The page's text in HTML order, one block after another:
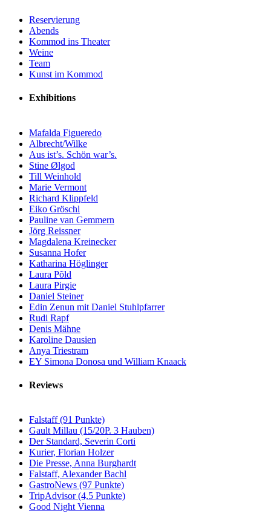
Reservierung
Abends
Kommod ins Theater
Weine
Team
Kunst im Kommod
Exhibitions
Mafalda Figueredo
Albrecht/Wilke
Aus ist’s. Schön war’s.
Stine Ølgod
Till Weinhold
Marie Vermont
Richard Klippfeld
Eiko Gröschl
Pauline van Gemmern
Jörg Reissner
Magdalena Kreinecker
Susanna Hofer
Katharina Höglinger
Laura Põld
Laura Pirgie
Daniel Steiner
Edin Zenun mit Daniel Stuhlpfarrer
Rudi Rapf
Denis Mähne
Karoline Dausien
Anya Triestram
EY Simona Donosa und William Knaack
Reviews
Falstaff (91 Punkte)
Gault Millau (15/20P. 3 Hauben)
Der Standard, Severin Corti
Kurier, Florian Holzer
Die Presse, Anna Burghardt
Falstaff, Alexander Bachl
GastroNews (97 Punkte)
TripAdvisor (4,5 Punkte)
Good Night Vienna